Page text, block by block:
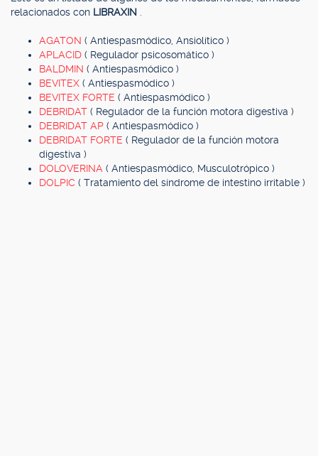
relacionados con LIBRAXIN
AGATON ( Antiespasmódico, Ansiolítico )
APLACID ( Regulador psicosomático )
BALDMIN ( Antiespasmódico )
BEVITEX ( Antiespasmódico )
BEVITEX FORTE ( Antiespasmódico )
DEBRIDAT ( Regulador de la función motora digestiva )
DEBRIDAT AP ( Antiespasmódico )
DEBRIDAT FORTE ( Regulador de la función motora
digestiva )
DOLOVERINA ( Antiespasmódico, Musculotrópico )
DOLPIC ( Tratamiento del síndrome de intestino irritable )